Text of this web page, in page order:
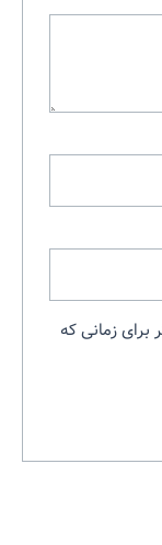
برای زمانی که